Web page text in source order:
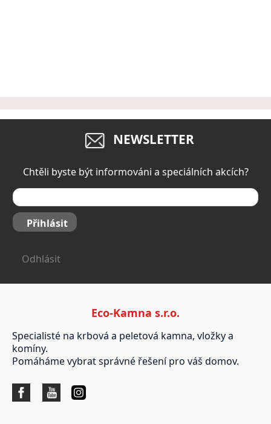
NEWSLETTER
Chtěli byste být informováni a speciálních akcích?
Přihlásit
Odhlásit
Eco-Kamna s.r.o.
Specialisté na krbová a peletová kamna, vložky a
komíny.
Pomáháme vybrat správné řešení pro váš domov.